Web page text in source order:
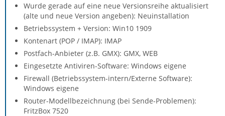
Wurde gerade auf eine neue Versionsreihe aktualisiert
(alte und neue Version angeben): Neuinstallation
Betriebssystem + Version: Win10 1909
Kontenart (POP / IMAP): IMAP
Postfach-Anbieter (z.B. GMX): GMX, WEB
Eingesetzte Antiviren-Software: Windows eigene
Firewall (Betriebssystem-intern/Externe Software):
Windows eigene
Router-Modellbezeichnung (bei Sende-Problemen):
FritzBox 7520